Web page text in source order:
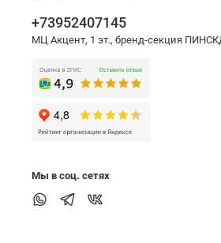
+73952407145
МЦ Акцент, 1 эт., бренд-секция
Мы в соц. сетях